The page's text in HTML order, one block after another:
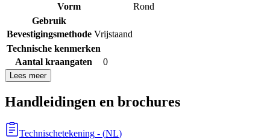
Vorm
Rond
Gebruik
Bevestigingsmethode Vrijstaand
Technische kenmerken
Aantal kraangaten
0
Lees meer
Handleidingen en brochures
Technischetekening - (NL)